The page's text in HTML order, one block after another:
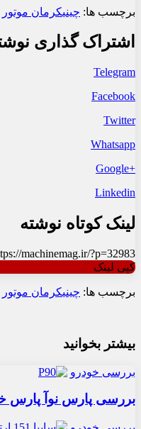
برچسب ها: چینیکرمان موتور
اشتراک گذاری
Telegram
Facebook
Twitter
Whatsapp
+Google
Linkedin
لینک کوتاه نوشته
machinemag.ir/?p=32983
کپی لینک
برچسب ها: چینیکرمان موتور
بیشتر بخوانید
بررسی خودرو
بررسی پارس نوآ پارس